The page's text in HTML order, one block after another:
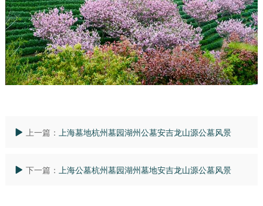
上一篇： 上海墓地杭州墓园湖州公墓安吉龙山源公墓风景
下一篇： 上海公墓杭州墓园湖州墓地安吉龙山源公墓风景